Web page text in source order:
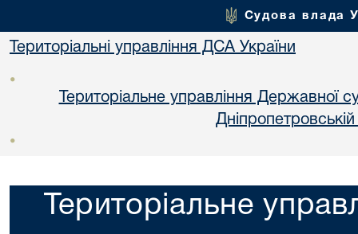
Судова влада
Територіальні управління ДСА України
•
Територіальне управління Державної
•
Територіальне